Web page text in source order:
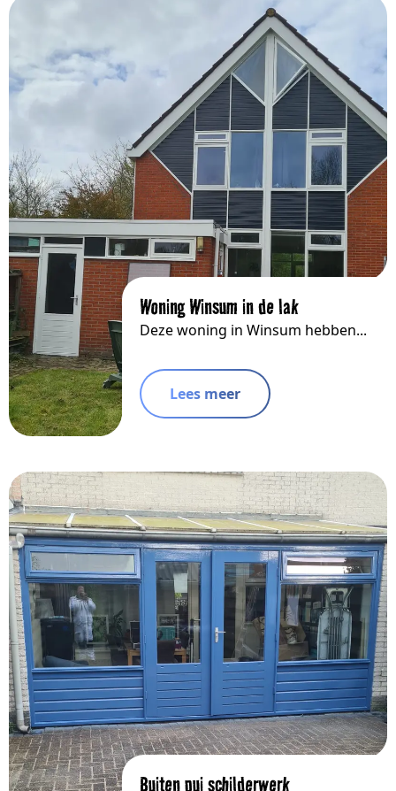
Woning Winsum in de lak
Deze woning in Winsum hebben...
Lees meer
Buiten pui schilderwerk